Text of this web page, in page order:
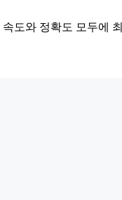
도와 정확도 모두에